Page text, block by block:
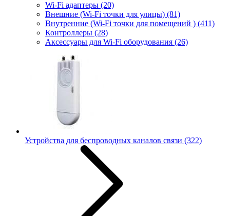
Wi-Fi адаптеры (20)
Внешние (Wi-Fi точки для улицы) (81)
Внутренние (Wi-Fi точки для помещений ) (411)
Контроллеры (28)
Аксессуары для Wi-Fi оборудования (26)
Устройства для беспроводных каналов связи (322)